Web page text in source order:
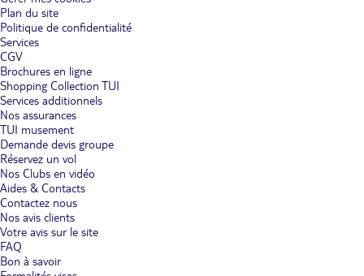
Plan du site
Politique de confidentialité
Services
CGV
Brochures en ligne
Shopping Collection TUI
Services additionnels
Nos assurances
TUI musement
Demande devis groupe
Réservez un vol
Nos Clubs en vidéo
Aides & Contacts
Contactez nous
Nos avis clients
Votre avis sur le site
FAQ
Bon à savoir